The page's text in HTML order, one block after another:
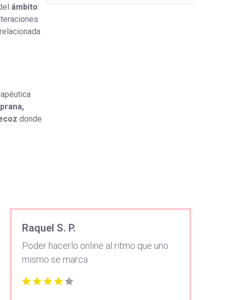
ámbito
relacionada
donde
Raquel S. P.
Poder hacerlo online al ritmo que uno
mismo se marca